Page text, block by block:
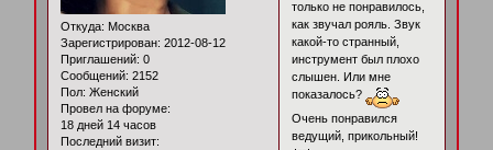
Откуда: Москва
Зарегистрирован: 2012-08-12
Приглашений: 0
Сообщений: 2152
Пол: Женский
Провел на форуме:
18 дней 14 часов
Последний визит:
только не понравилось,
как звучал рояль. Звук
какой-то странный,
инструмент был плохо
слышен. Или мне
показалось?
Очень понравился
ведущий, прикольный!